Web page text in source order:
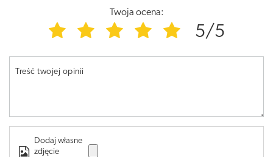
Twoja ocena:
5/5
Treść twojej opinii
Dodaj własne
zdjęcie